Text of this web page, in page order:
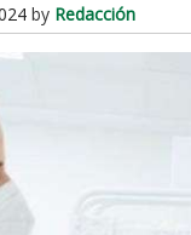
by Redacción